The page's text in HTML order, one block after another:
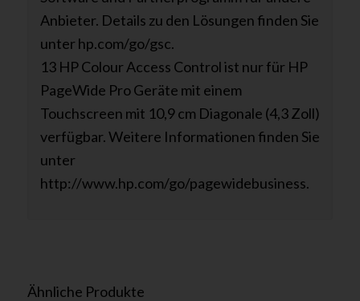
Anbieter. Details zu den Lösungen finden Sie
unter hp.com/go/gsc.
13 HP Colour Access Control ist nur für HP
PageWide Pro Geräte mit einem
Touchscreen mit 10,9 cm Diagonale (4,3 Zoll)
verfügbar. Weitere Informationen finden Sie
unter
http://www.hp.com/go/pagewidebusiness.
Ähnliche Produkte